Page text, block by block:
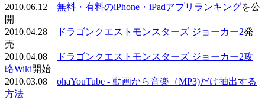
2010.06.12 無料・有料のiPhone・iPadアプリランキングを公
開
2010.04.28
ドラゴンクエストモンスターズ ジョーカー2発
売
2010.04.08
ドラゴンクエストモンスターズ ジョーカー2攻
略Wiki開始
2010.03.08 ohaYouTube - 動画から音楽（MP3)だけ抽出する
方法